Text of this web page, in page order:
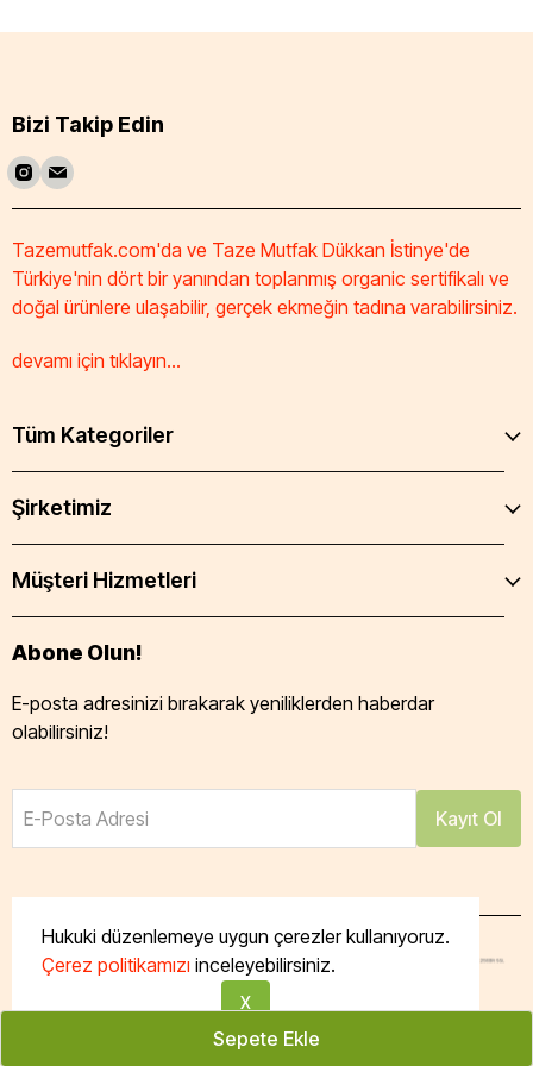
Hukuki düzenlemeye uygun çerezler kullanıyoruz.
Çerez politikamızı inceleyebilirsiniz.
X
Sepete Ekle
Bizi Takip Edin
Tazemutfak.com'da ve Taze Mutfak Dükkan İstinye'de
Türkiye'nin dört bir yanından toplanmış organic sertifikalı ve
doğal ürünlere ulaşabilir, gerçek ekmeğin tadına varabilirsiniz.
devamı için tıklayın...
Tüm Kategoriler
Şirketimiz
Müşteri Hizmetleri
Abone Olun!
E-posta adresinizi bırakarak yeniliklerden haberdar
olabilirsiniz!
E-Posta Adresi Kayıt Ol
Tüm hakları saklıdır. Powered by Taze Mutfak